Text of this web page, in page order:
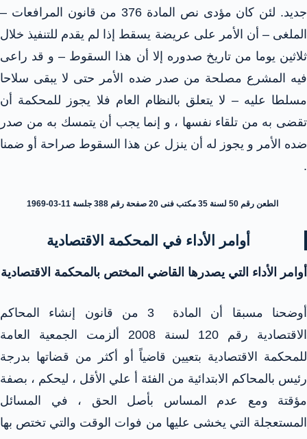
جديد. لئن كان مؤدى نص المادة 376 من قانون المرافعات –
الملغى – أن الأمر على عريضة يسقط إذا لم يقدم للتنفيذ خلال
ثلاثين يوما من تاريخ صدوره إلا أن هذا السقوط – و قد راعى
فيه المشرع مصلحة من صدر ضده الأمر حتى لا يبقى سلاحا
مسلطا عليه – لا يتعلق بالنظام العام فلا يجوز للمحكمة أن
تقضى به من تلقاء نفسها ، و إنما يجب أن يتمسك به من صدر
ضده الأمر و يجوز له أن ينزل عن هذا السقوط صراحة أو ضمنا
.
الطعن رقم 50 لسنة 35 مكتب فنى 20 صفحة رقم 388 جلسة 11-03-1969
أوامر الأداء في المحكمة الاقتصادية
أوامر الأداء التي يصدرها القاضي المختص بالمحكمة الاقتصادية
أوضحنا مسبقا أن المادة 3 من قانون إنشاء المحاكم
الاقتصادية رقم 120 لسنة 2008 ألزمت الجمعية العامة
للمحكمة الاقتصادية بتعيين قاضياً أو أكثر من قضاتها بدرجة
رئيس بالمحاكم الابتدائية من الفئة أ علي الأقل ، ليحكم ، بصفة
مؤقتة ومع عدم المساس بأصل الحق ، في المسائل
المستعجلة التي يخشى عليها من فوات الوقت والتي تختص بها